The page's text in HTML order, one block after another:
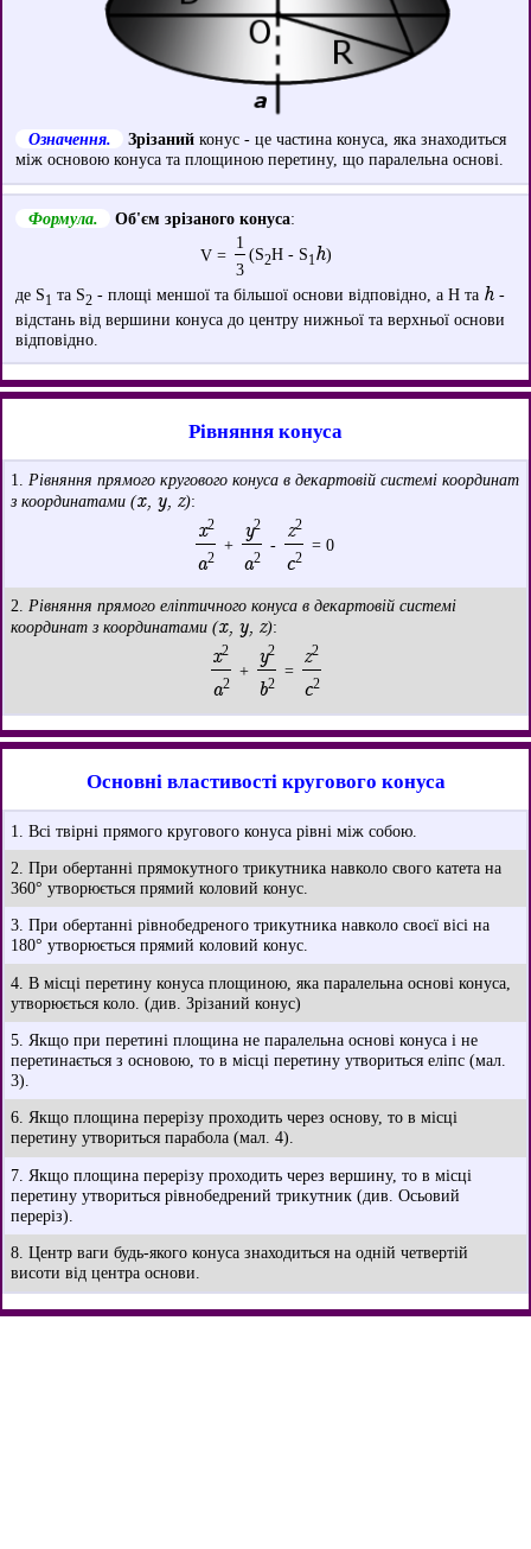
Означення. Зрізаний конус - це частина конуса, яка знаходиться
між основою конуса та площиною перетину, що паралельна основі.
Формула. Об'єм зрізаного конуса:
V =
1
(S2H - S1 h)
3
де S1 та S2- площі меншої та більшої основи відповідно, а H та h-
відстань від вершини конуса до центру нижньої та верхньої основи
відповідно.
Рівняння конуса
1. Рівняння прямого кругового конуса в декартовій системі координат
з координатами (x, y, z):
x2
+
y2
-
z2
= 0
a2 a2 c2
2. Рівняння прямого еліптичного конуса в декартовій системі
координат з координатами (x, y, z):
x2
+
y2
=
z2
a2 b2 c2
Основні властивості кругового конуса
1. Всі твірні прямого кругового конуса рівні між собою.
2. При обертанні прямокутного трикутника навколо свого катета на
360° утворюється прямий коловий конус.
3. При обертанні рівнобедреного трикутника навколо своєї вісі на
180° утворюється прямий коловий конус.
4. В місці перетину конуса площиною, яка паралельна основі конуса,
утворюється коло. (див. Зрізаний конус)
5. Якщо при перетині площина не паралельна основі конуса і не
перетинається з основою, то в місці перетину утвориться еліпс (мал.
3).
6. Якщо площина перерізу проходить через основу, то в місці
перетину утвориться парабола (мал. 4).
7. Якщо площина перерізу проходить через вершину, то в місці
перетину утвориться рівнобедрений трикутник (див. Осьовий
переріз).
8. Центр ваги будь-якого конуса знаходиться на одній четвертій
висоти від центра основи.